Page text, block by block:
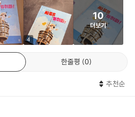
미고 있다는 사실을 알게 됩니다. 꿀꺽 선장
한입에 꿀꺽 삼켜 버리는 고약한 악당이라는
도 어둠의 세력을 물리치고 위험에 빠진 친
까요?
의 틈을 벌려라!
올린 건 집 근처 놀이터에서였다고 합니다.
새 놀아도 모자랄 만큼 근사한 배가 있는 놀
4
10
더보기
한줄평 0
추천순